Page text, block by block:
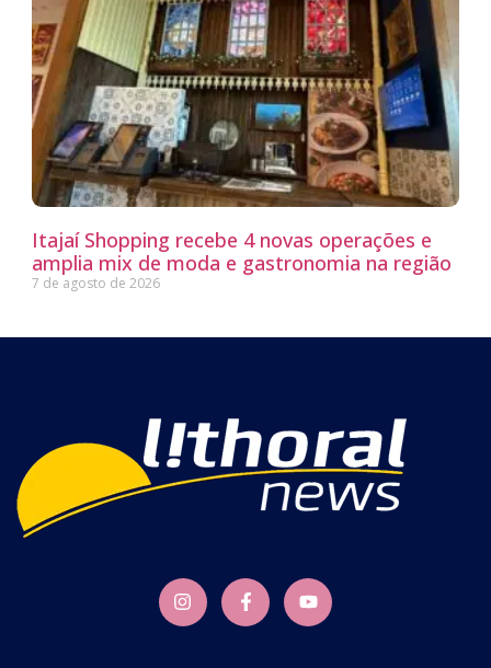
Itajaí Shopping recebe 4 novas operações e
amplia mix de moda e gastronomia na região
7 de agosto de 2026